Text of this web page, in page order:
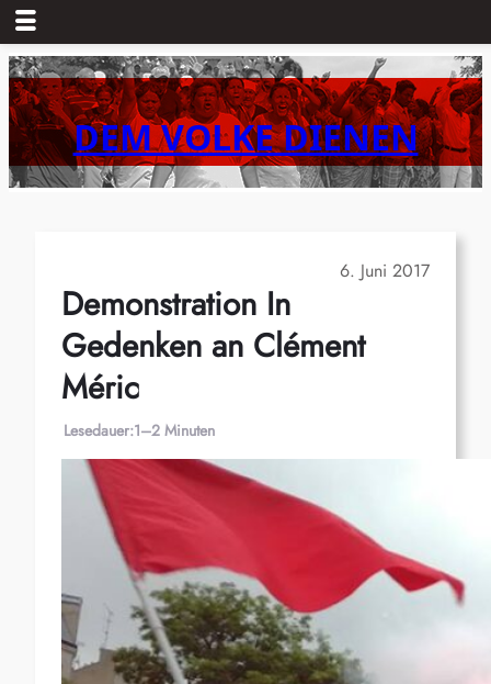
Zum
Inhalt
springenDEM VOLKE DIENEN
6. Juni 2017
Demonstration In
Gedenken an Clément
Méric
Lesedauer:1–2 Minuten